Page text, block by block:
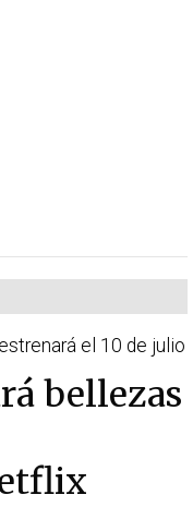
el 10 de julio
bellezas